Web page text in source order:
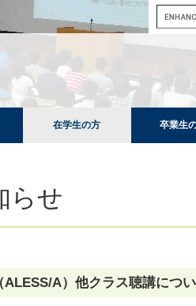
在学生の方 卒業生
らせ
A）他クラス聴講につ